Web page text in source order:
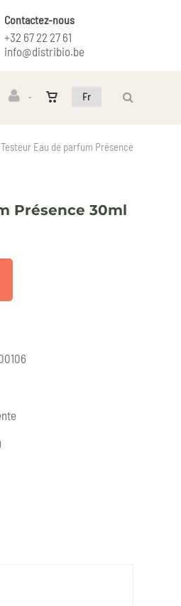
Contactez-nous
+32 67 22 27 61
info@distribio.be
Fr
Testeur Eau de parfum Présence
Présence 30ml